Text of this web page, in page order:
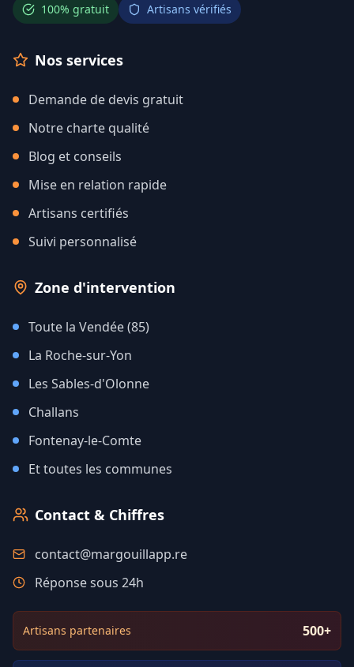
100% gratuit Artisans vérifiés
Nos services
Demande de devis gratuit
Notre charte qualité
Blog et conseils
Mise en relation rapide
Artisans certifiés
Suivi personnalisé
Zone d'intervention
Toute la Vendée (85)
La Roche-sur-Yon
Les Sables-d'Olonne
Challans
Fontenay-le-Comte
Et toutes les communes
Contact & Chiffres
contact@margouillapp.re
Réponse sous 24h
Artisans partenaires 500+